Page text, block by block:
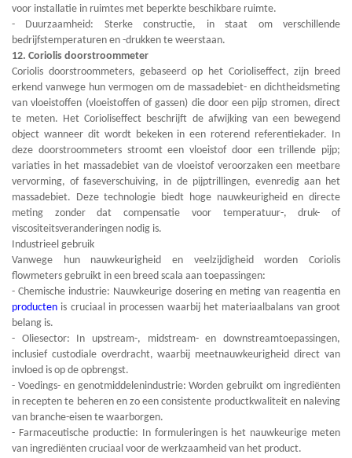
voor installatie in ruimtes met beperkte beschikbare ruimte.
- Duurzaamheid: Sterke constructie, in staat om verschillende
bedrijfstemperaturen en -drukken te weerstaan.
12. Coriolis doorstroommeter
Coriolis doorstroommeters, gebaseerd op het Corioliseffect, zijn breed
erkend vanwege hun vermogen om de massadebiet- en dichtheidsmeting
van vloeistoffen (vloeistoffen of gassen) die door een pijp stromen, direct
te meten. Het Corioliseffect beschrijft de afwijking van een bewegend
object wanneer dit wordt bekeken in een roterend referentiekader. In
deze doorstroommeters stroomt een vloeistof door een trillende pijp;
variaties in het massadebiet van de vloeistof veroorzaken een meetbare
vervorming, of faseverschuiving, in de pijptrillingen, evenredig aan het
massadebiet. Deze technologie biedt hoge nauwkeurigheid en directe
meting zonder dat compensatie voor temperatuur-, druk- of
viscositeitsveranderingen nodig is.
Industrieel gebruik
Vanwege hun nauwkeurigheid en veelzijdigheid worden Coriolis
flowmeters gebruikt in een breed scala aan toepassingen:
- Chemische industrie: Nauwkeurige dosering en meting van reagentia en
producten is cruciaal in processen waarbij het materiaalbalans van groot
belang is.
- Oliesector: In upstream-, midstream- en downstreamtoepassingen,
inclusief custodiale overdracht, waarbij meetnauwkeurigheid direct van
invloed is op de opbrengst.
- Voedings- en genotmiddelenindustrie: Worden gebruikt om ingrediënten
in recepten te beheren en zo een consistente productkwaliteit en naleving
van branche-eisen te waarborgen.
- Farmaceutische productie: In formuleringen is het nauwkeurige meten
van ingrediënten cruciaal voor de werkzaamheid van het product.